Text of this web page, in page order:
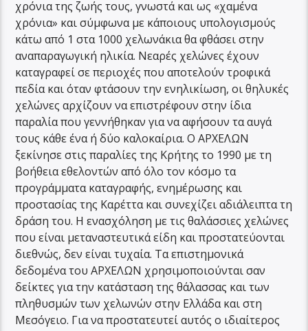
χρόνια της ζωής τους, γνωστά και ως «χαμένα
χρόνια» και σύμφωνα με κάποιους υπολογισμούς
κάτω από 1 στα 1000 χελωνάκια θα φθάσει στην
αναπαραγωγική ηλικία. Νεαρές χελώνες έχουν
καταγραφεί σε περιοχές που αποτελούν τροφικά
πεδία και όταν φτάσουν την ενηλικίωση, οι θηλυκές
χελώνες αρχίζουν να επιστρέφουν στην ίδια
παραλία που γεννήθηκαν για να αφήσουν τα αυγά
τους κάθε ένα ή δύο καλοκαίρια. Ο ΑΡΧΕΛΩΝ
ξεκίνησε στις παραλίες της Κρήτης το 1990 με τη
βοήθεια εθελοντών από όλο τον κόσμο τα
προγράμματα καταγραφής, ενημέρωσης και
προστασίας της Καρέττα και συνεχίζει αδιάλειπτα τη
δράση του. Η ενασχόληση με τις θαλάσσιες χελώνες
που είναι μεταναστευτικά είδη και προστατεύονται
διεθνώς, δεν είναι τυχαία. Τα επιστημονικά
δεδομένα του ΑΡΧΕΛΩΝ χρησιμοποιούνται σαν
δείκτες για την κατάσταση της θάλασσας και των
πληθυσμών των χελωνών στην Ελλάδα και στη
Μεσόγειο. Για να προστατευτεί αυτός ο ιδιαίτερος